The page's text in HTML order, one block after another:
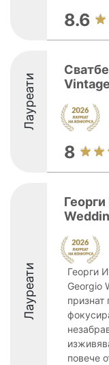
8.6
Лауреати
8
Лауреати
Георги
Georgio
повече